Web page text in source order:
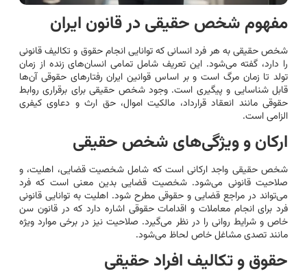
مفهوم شخص حقیقی در قانون ایران
شخص حقیقی به هر فرد انسانی که توانایی انجام حقوق و تکالیف قانونی
را دارد، گفته می‌شود. این تعریف شامل تمامی انسان‌های زنده از زمان
تولد تا زمان مرگ است و بر اساس قوانین ایران رفتارهای حقوقی آن‌ها
قابل شناسایی و پیگیری است. وجود شخص حقیقی برای برقراری روابط
حقوقی مانند انعقاد قرارداد، مالکیت اموال، حق ارث و دعاوی کیفری
الزامی است.
ارکان و ویژگی‌های شخص حقیقی
شخص حقیقی واجد ارکانی است که شامل شخصیت قضایی، اهلیت، و
صلاحیت قانونی می‌شود. شخصیت قضایی بدین معنی است که فرد
می‌تواند در مراجع قضایی و حقوقی مطرح شود. اهلیت به توانایی قانونی
فرد برای انجام معاملات و اقدامات حقوقی اشاره دارد که در قانون سن
خاص و شرایط روانی را در نظر می‌گیرد. صلاحیت نیز در برخی موارد ویژه
مانند تصدی مشاغل خاص لحاظ می‌شود.
حقوق و تکالیف افراد حقیقی